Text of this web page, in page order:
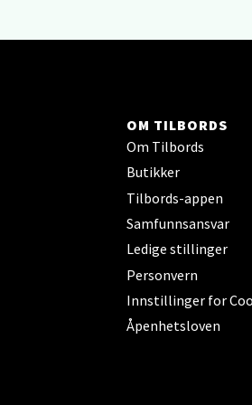
OM TILBORDS
Om Tilbords
Butikker
Tilbords-appen
Samfunnsansvar
Ledige stillinger
Personvern
Innstillinger for
Åpenhetsloven
0 i
Åpent i
Ski